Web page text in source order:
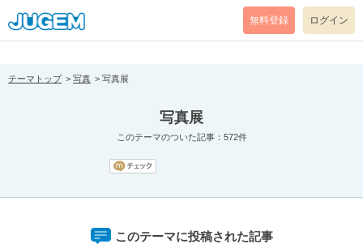
[pear_error: message="Success" code=0 mode=return level=notice
prefix="" info=""]
無料登録 ログイン
テーマトップ 写真 写真展
写真展
このテーマのついた記事：572件
このテーマに投稿された記事